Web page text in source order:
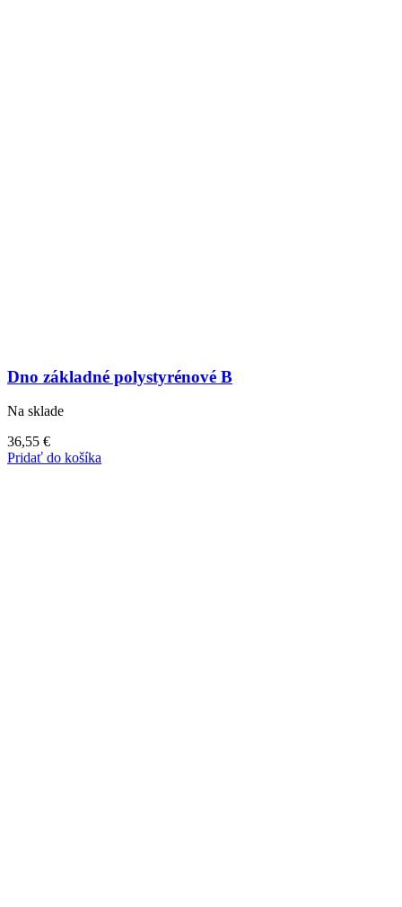
Dno základné polystyrénové B
Na sklade
36,55 €
Pridať do košíka